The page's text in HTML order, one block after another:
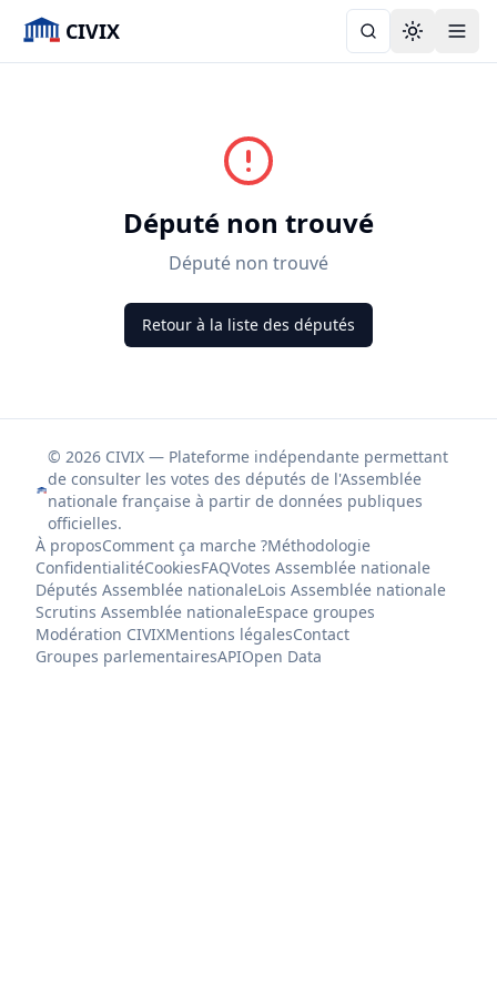
CIVIX Toggle
Député non trouvé
Député non trouvé
Retour à la liste des députés
© 2026 CIVIX — Plateforme indépendante permettant
de consulter les votes des députés de l'Assemblée
nationale française à partir de données publiques
officielles.
À proposComment ça marche ?Méthodologie
ConfidentialitéCookiesFAQVotes Assemblée nationale
Députés Assemblée nationaleLois Assemblée nationale
Scrutins Assemblée nationaleEspace groupes
Modération CIVIXMentions légalesContact
Groupes parlementairesAPIOpen Data